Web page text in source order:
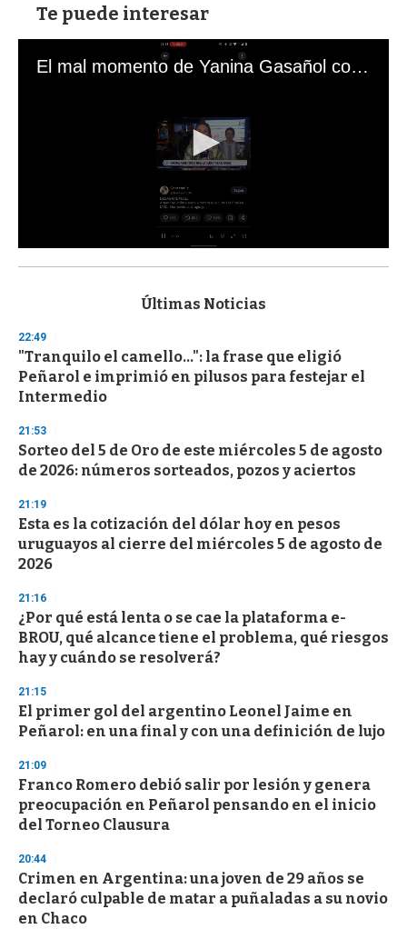
Te puede interesar
El mal momento de Yanina Gasañol con un hincha argentino en "Subrayado"
s
d
s
o
f
3
s
e
c
o
d
s
Últimas Noticias
22:49
"Tranquilo el camello...": la frase que eligió
Peñarol e imprimió en pilusos para festejar el
Intermedio
21:53
Sorteo del 5 de Oro de este miércoles 5 de agosto
de 2026: números sorteados, pozos y aciertos
21:19
Esta es la cotización del dólar hoy en pesos
uruguayos al cierre del miércoles 5 de agosto de
2026
21:16
¿Por qué está lenta o se cae la plataforma e-
BROU, qué alcance tiene el problema, qué riesgos
hay y cuándo se resolverá?
21:15
El primer gol del argentino Leonel Jaime en
Peñarol: en una final y con una definición de lujo
21:09
Franco Romero debió salir por lesión y genera
preocupación en Peñarol pensando en el inicio
del Torneo Clausura
20:44
Crimen en Argentina: una joven de 29 años se
declaró culpable de matar a puñaladas a su novio
en Chaco